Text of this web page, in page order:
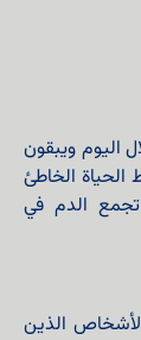
اليوم ويبقون
الخاطئ
الدم في
الذين